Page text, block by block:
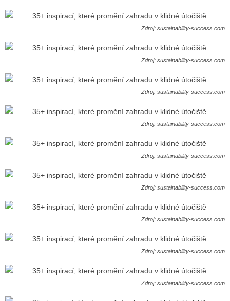
Zdroj: sustainability-success.com
Zdroj: sustainability-success.com
Zdroj: sustainability-success.com
Zdroj: sustainability-success.com
Zdroj: sustainability-success.com
Zdroj: sustainability-success.com
Zdroj: sustainability-success.com
Zdroj: sustainability-success.com
Zdroj: sustainability-success.com